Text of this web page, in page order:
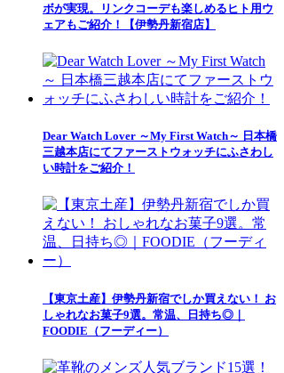
ボが実現。リンクコーデも楽しめるヒト用ウ
ェアもご紹介！【伊勢丹新宿店】
Dear Watch Lover ～My First Watch～ 日本橋
三越本店にてファーストウォッチにふさわし
い時計をご紹介！
【東京土産】伊勢丹新宿でしか買えない！ お
しゃれなお菓子9選。常温、日持ち◎｜
FOODIE（フーディー）